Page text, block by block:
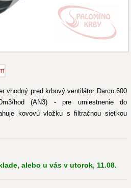
vhodný pred krbový ventilátor Darco 600
hod (AN3) - pre umiestnenie do
kovovú vložku s filtračnou sieťkou
alebo u vás v utorok, 11.08.